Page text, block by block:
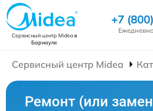
Сервисный центр Mideaв
Барнауле
+7
Сервисный центр Midea
Ремонт (или